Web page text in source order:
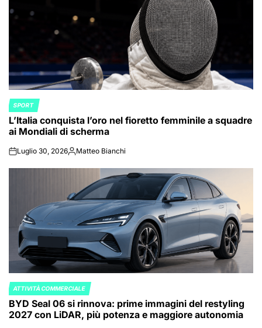
POSTED
IN
SPORT
L’Italia conquista l’oro nel fioretto femminile a squadre
ai Mondiali di scherma
onLuglio 30, 2026Posted
Matteo Bianchi
POSTED
IN
ATTIVITÀ COMMERCIALE
BYD Seal 06 si rinnova: prime immagini del restyling
2027 con LiDAR, più potenza e maggiore autonomia